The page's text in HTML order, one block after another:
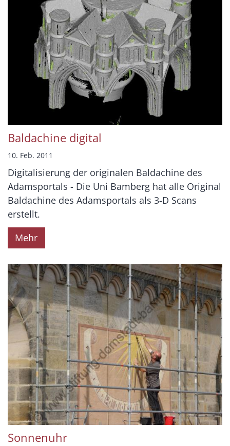
Baldachine digital
10. Feb. 2011
Digitalisierung der originalen Baldachine des
Adamsportals - Die Uni Bamberg hat alle Original
Baldachine des Adamsportals als 3-D Scans
erstellt.
Mehr
Sonnenuhr